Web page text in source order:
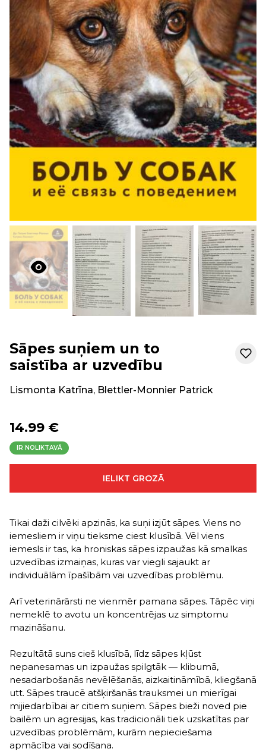
Sāpes suņiem un to
saistība ar uzvedību
Lismonta Katrīna, Blettler-Monnier Patrick
14.99 €
IR NOLIKTAVĀ
IELIKT GROZĀ
Tikai daži cilvēki apzinās, ka suņi izjūt sāpes. Viens no
iemesliem ir viņu tieksme ciest klusībā. Vēl viens
iemesls ir tas, ka hroniskas sāpes izpaužas kā smalkas
uzvedības izmaiņas, kuras var viegli sajaukt ar
individuālām īpašībām vai uzvedības problēmu.
Arī veterinārārsti ne vienmēr pamana sāpes. Tāpēc viņi
nemeklē to avotu un koncentrējas uz simptomu
mazināšanu.
Rezultātā suns cieš klusībā, līdz sāpes kļūst
nepanesamas un izpaužas spilgtāk — klibumā,
nesadarbošanās nevēlēšanās, aizkaitināmībā, kliegšanā
utt. Sāpes traucē atšķiršanās trauksmei un mierīgai
mijiedarbībai ar citiem suņiem. Sāpes bieži noved pie
bailēm un agresijas, kas tradicionāli tiek uzskatītas par
uzvedības problēmām, kurām nepieciešama
apmācība vai sodīšana.